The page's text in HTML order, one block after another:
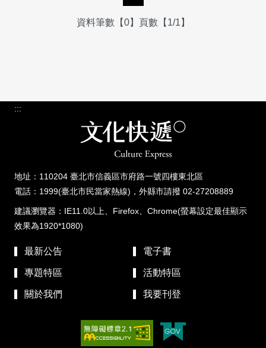
資料筆數【0】頁數【1/1】
:::
地址：110204 臺北市信義區市府路一號四樓東北區
電話：1999(臺北市民當家熱線)，外縣市請撥 02-27208889
建議瀏覽器：IE11.0以上、Firefox、Chrome(螢幕設定最佳顯示
效果為1920*1080)
最新公告 電子書
專題特區 活動特區
關於我們 我要刊登